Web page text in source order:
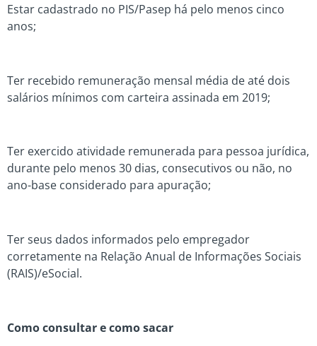
Estar cadastrado no PIS/Pasep há pelo menos cinco
anos;
Ter recebido remuneração mensal média de até dois
salários mínimos com carteira assinada em 2019;
Ter exercido atividade remunerada para pessoa jurídica,
durante pelo menos 30 dias, consecutivos ou não, no
ano-base considerado para apuração;
Ter seus dados informados pelo empregador
corretamente na Relação Anual de Informações Sociais
(RAIS)/eSocial.
Como consultar e como sacar